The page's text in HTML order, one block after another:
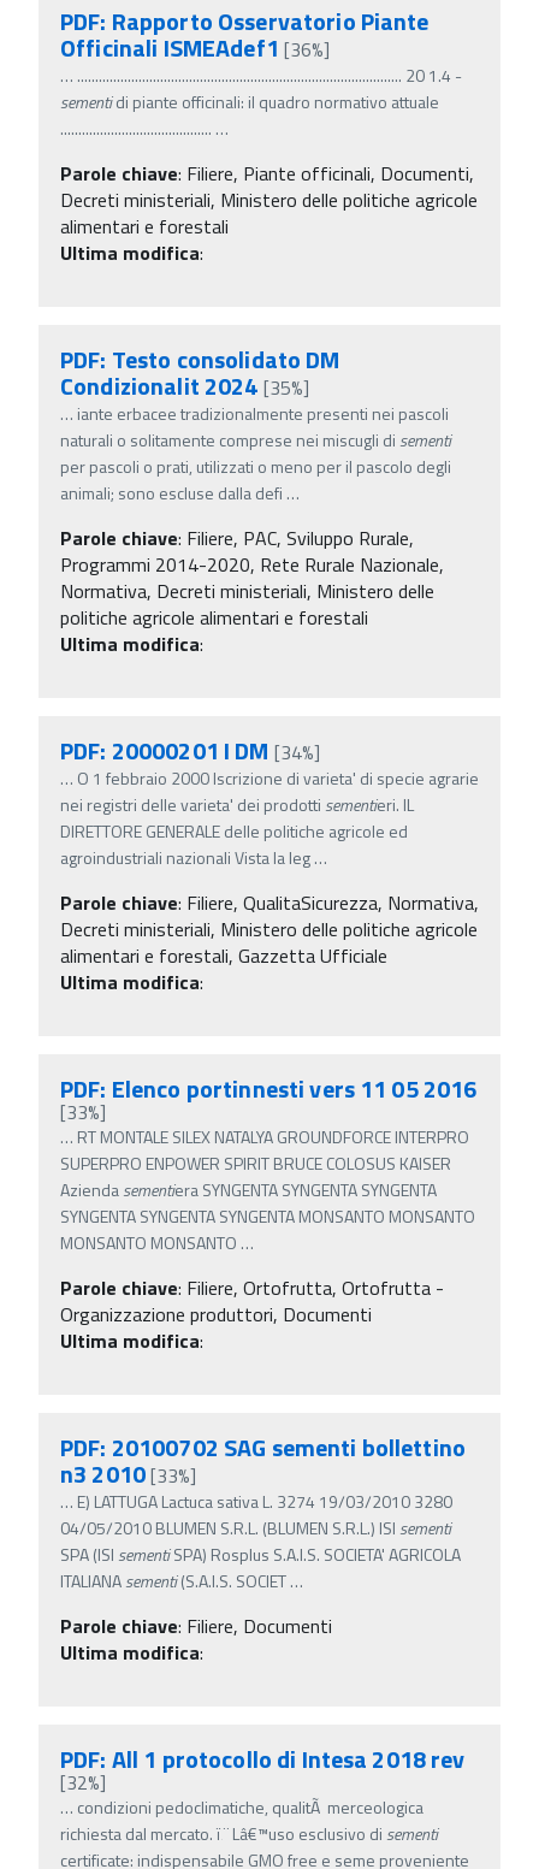
PDF: Rapporto Osservatorio Piante
Officinali ISMEAdef1 [36%]
… .......................................................................................... 20 1.4 -
sementidi piante officinali: il quadro normativo attuale
.......................................... …
Parole chiave: Filiere, Piante officinali, Documenti,
Decreti ministeriali, Ministero delle politiche agricole
alimentari e forestali
Ultima modifica:
PDF: Testo consolidato DM
Condizionalit 2024 [35%]
… iante erbacee tradizionalmente presenti nei pascoli
naturali o solitamente comprese nei miscugli di sementi
per pascoli o prati, utilizzati o meno per il pascolo degli
animali; sono escluse dalla defi …
Parole chiave: Filiere, PAC, Sviluppo Rurale,
Programmi 2014-2020, Rete Rurale Nazionale,
Normativa, Decreti ministeriali, Ministero delle
politiche agricole alimentari e forestali
Ultima modifica:
PDF: 20000201 I DM [34%]
… O 1 febbraio 2000 Iscrizione di varieta' di specie agrarie
nei registri delle varieta' dei prodotti sementieri. IL
DIRETTORE GENERALE delle politiche agricole ed
agroindustriali nazionali Vista la leg…
Parole chiave: Filiere, QualitaSicurezza, Normativa,
Decreti ministeriali, Ministero delle politiche agricole
alimentari e forestali, Gazzetta Ufficiale
Ultima modifica:
PDF: Elenco portinnesti vers 11 05 2016
[33%]
… RT MONTALE SILEX NATALYA GROUNDFORCE INTERPRO
SUPERPRO ENPOWER SPIRIT BRUCE COLOSUS KAISER
Aziendasementiera SYNGENTA SYNGENTA SYNGENTA
SYNGENTA SYNGENTA SYNGENTA MONSANTO MONSANTO
MONSANTO MONSANTO …
Parole chiave: Filiere, Ortofrutta, Ortofrutta -
Organizzazione produttori, Documenti
Ultima modifica:
PDF: 20100702 SAG sementi bollettino
n3 2010[33%]
… E) LATTUGA Lactuca sativa L. 3274 19/03/2010 3280
04/05/2010 BLUMEN S.R.L. (BLUMEN S.R.L.) ISI sementi
SPA (ISI sementiSPA) Rosplus S.A.I.S. SOCIETA' AGRICOLA
ITALIANAsementi(S.A.I.S. SOCIET…
Parole chiave: Filiere, Documenti
Ultima modifica:
PDF: All 1 protocollo di Intesa 2018 rev
[32%]
… condizioni pedoclimatiche, qualitÃ merceologica
richiesta dal mercato. ï‚¨ Lâ€™uso esclusivo di sementi
certificate: indispensabile GMO free e seme proveniente